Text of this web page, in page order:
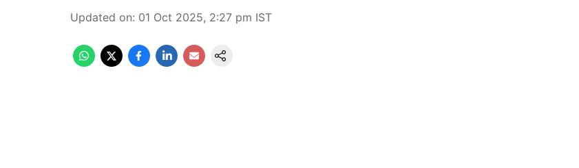
Updated on: 01 Oct 2025, 2:27 pm IST